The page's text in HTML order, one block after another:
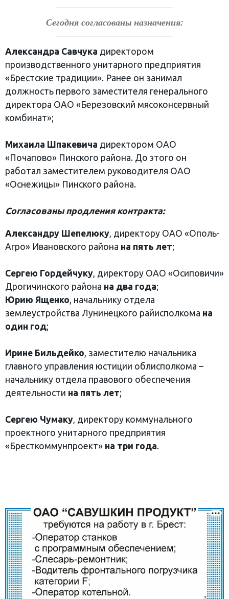
Сегодня согласованы назначения:
Александра Савчука директором
производственного унитарного предприятия
«Брестские традиции». Ранее он занимал
должность первого заместителя генерального
директора ОАО «Березовский мясоконсервный
комбинат»;
Михаила Шпакевича директором ОАО
«Почапово» Пинского района. До этого он
работал заместителем руководителя ОАО
«Оснежицы» Пинского района.
Согласованы продления контракта:
Александру Шепелюку, директору ОАО «Ополь-
Агро» Ивановского района на пять лет;
Сергею Гордейчуку, директору ОАО «Осиповичи»
Дрогичинского района на два года;
Юрию Ященко, начальнику отдела
землеустройства Лунинецкого райисполкома на
один год;
Ирине Бильдейко, заместителю начальника
главного управления юстиции облисполкома –
начальнику отдела правового обеспечения
деятельности на пять лет;
Сергею Чумаку, директору коммунального
проектного унитарного предприятия
«Бресткоммунпроект» на три года.